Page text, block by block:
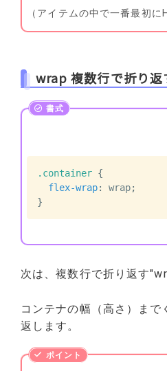
（アイテムの中で一番最初に
wrap 複数行で折り返
.container {
flex-wrap: wrap;
}
次は、複数行で折り返す
コンテナの幅（高さ）まで
返します。